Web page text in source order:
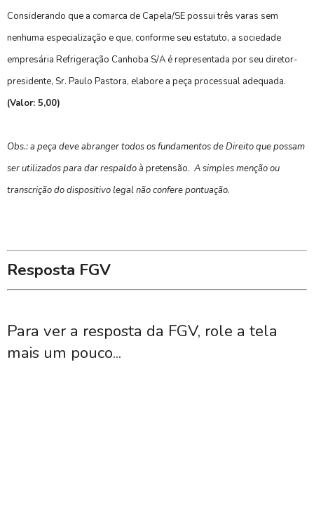
Considerando que a comarca de Capela/SE possui três varas sem
nenhuma especialização e que, conforme seu estatuto, a sociedade
empresária Refrigeração Canhoba S/A é representada por seu diretor-
presidente, Sr. Paulo Pastora, elabore a peça processual adequada.
(Valor: 5,00)
Obs.: a peça deve abranger todos os fundamentos de Direito que possam
ser utilizados para dar respaldo à pretensão. A simples menção ou
transcrição do dispositivo legal não confere pontuação.
Resposta FGV
Para ver a resposta da FGV, role a tela
mais um pouco...